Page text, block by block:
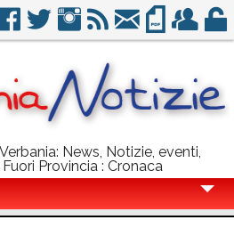
News, Notizie, eventi,
Provincia : Cronaca